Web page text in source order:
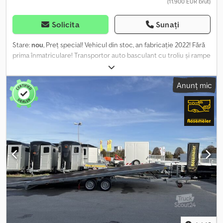
Solicita Sunați
Stare: nou, Preț special! Vehicul din stoc, an fabricație 2022! Fără
prima înmatriculare! Transportor auto basculant cu troliu și rampe
de urcare de la Pongratz Producător: Pongratz Tip: AT-SO
6000/25 T-K-Plateau podea din tablă perforată Dimensiuni: 6000 x
2540 mm L.B.H. Masa totală admisă: 3500 kg Greutate proprie:
aprox. 1340 kg Sarcină utilă: aprox. 2160 kg (valorile pot varia în
funcție de echipare și construcție) Podea din tablă de aluminiu
striată Platformă de încărcare basculantă hidraulic, pentru un
unghi de urcare redus Rampe de aluminiu glisante sub platformă
Rampe de urcare detașabile și reglabile continuu Suprafețe de
fixare din oțel perforat pentru ancorare precisă și rapidă Ineluri
suplimentare de ancorare încastrate lateral în profilul V Suport
pentru troliu, permite montarea facilă a acestuia (poate fi
introdus pe partea stângă sau dreaptă, lângă peretele frontal)
Lămpi de poziție Șasiu rigidizat și galvanizat Suport pentru roata
de rezervă sub platformă Mufă cu 13 pini Aparatori de noroi Roată
Anunț mic